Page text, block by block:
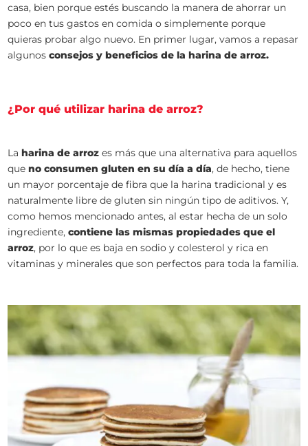
casa, bien porque estés buscando la manera de ahorrar un
poco en tus gastos en comida o simplemente porque
quieras probar algo nuevo. En primer lugar, vamos a repasar
algunosconsejos y beneficios de la harina de arroz.
¿Por qué utilizar harina de arroz?
La harina de arroz es más que una alternativa para aquellos
queno consumen gluten en su día a día, de hecho, tiene
un mayor porcentaje de fibra que la harina tradicional y es
naturalmente libre de gluten sin ningún tipo de aditivos. Y,
como hemos mencionado antes, al estar hecha de un solo
ingrediente, contiene las mismas propiedades que el
arroz, por lo que es baja en sodio y colesterol y rica en
vitaminas y minerales que son perfectos para toda la familia.